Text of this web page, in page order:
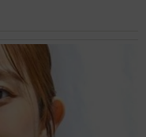
朝３時頃に起きるの
ったので、家に猫が
ると考え込んじゃっ